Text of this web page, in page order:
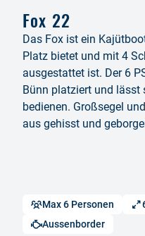
Fox 22
Das Fox ist ein
Platz bietet und mit 4
ausgestattet ist. Der 6
Bünn platziert und lässt
bedienen. Großsegel
aus gehisst und
Max 6 Personen
Aussenborder